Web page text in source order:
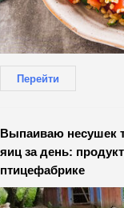
Перейти
Выпаиваю несушек
яиц за день:
птицефабрике